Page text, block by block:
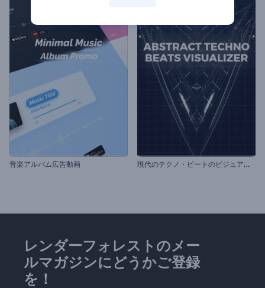
音楽アルバム広告動画 現
代のテクノ・ビートのビジュアライザー
レンダーフォレストのメー
ルマガジンにどうかご登録
を！